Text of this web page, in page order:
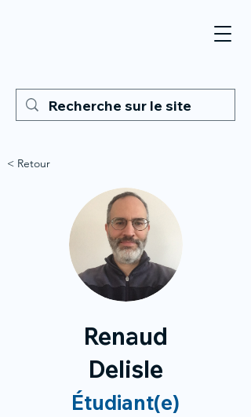
< Retour
Renaud
Delisle
Étudiant(e)